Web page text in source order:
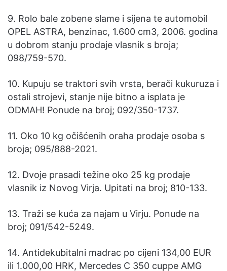
9. Rolo bale zobene slame i sijena te automobil
OPEL ASTRA, benzinac, 1.600 cm3, 2006. godina
u dobrom stanju prodaje vlasnik s broja;
098/759-570.
10. Kupuju se traktori svih vrsta, berači kukuruza i
ostali strojevi, stanje nije bitno a isplata je
ODMAH! Ponude na broj; 092/350-1737.
11. Oko 10 kg očišćenih oraha prodaje osoba s
broja; 095/888-2021.
12. Dvoje prasadi težine oko 25 kg prodaje
vlasnik iz Novog Virja. Upitati na broj; 810-133.
13. Traži se kuća za najam u Virju. Ponude na
broj; 091/542-5249.
14. Antidekubitalni madrac po cijeni 134,00 EUR
ili 1.000,00 HRK, Mercedes C 350 cuppe AMG